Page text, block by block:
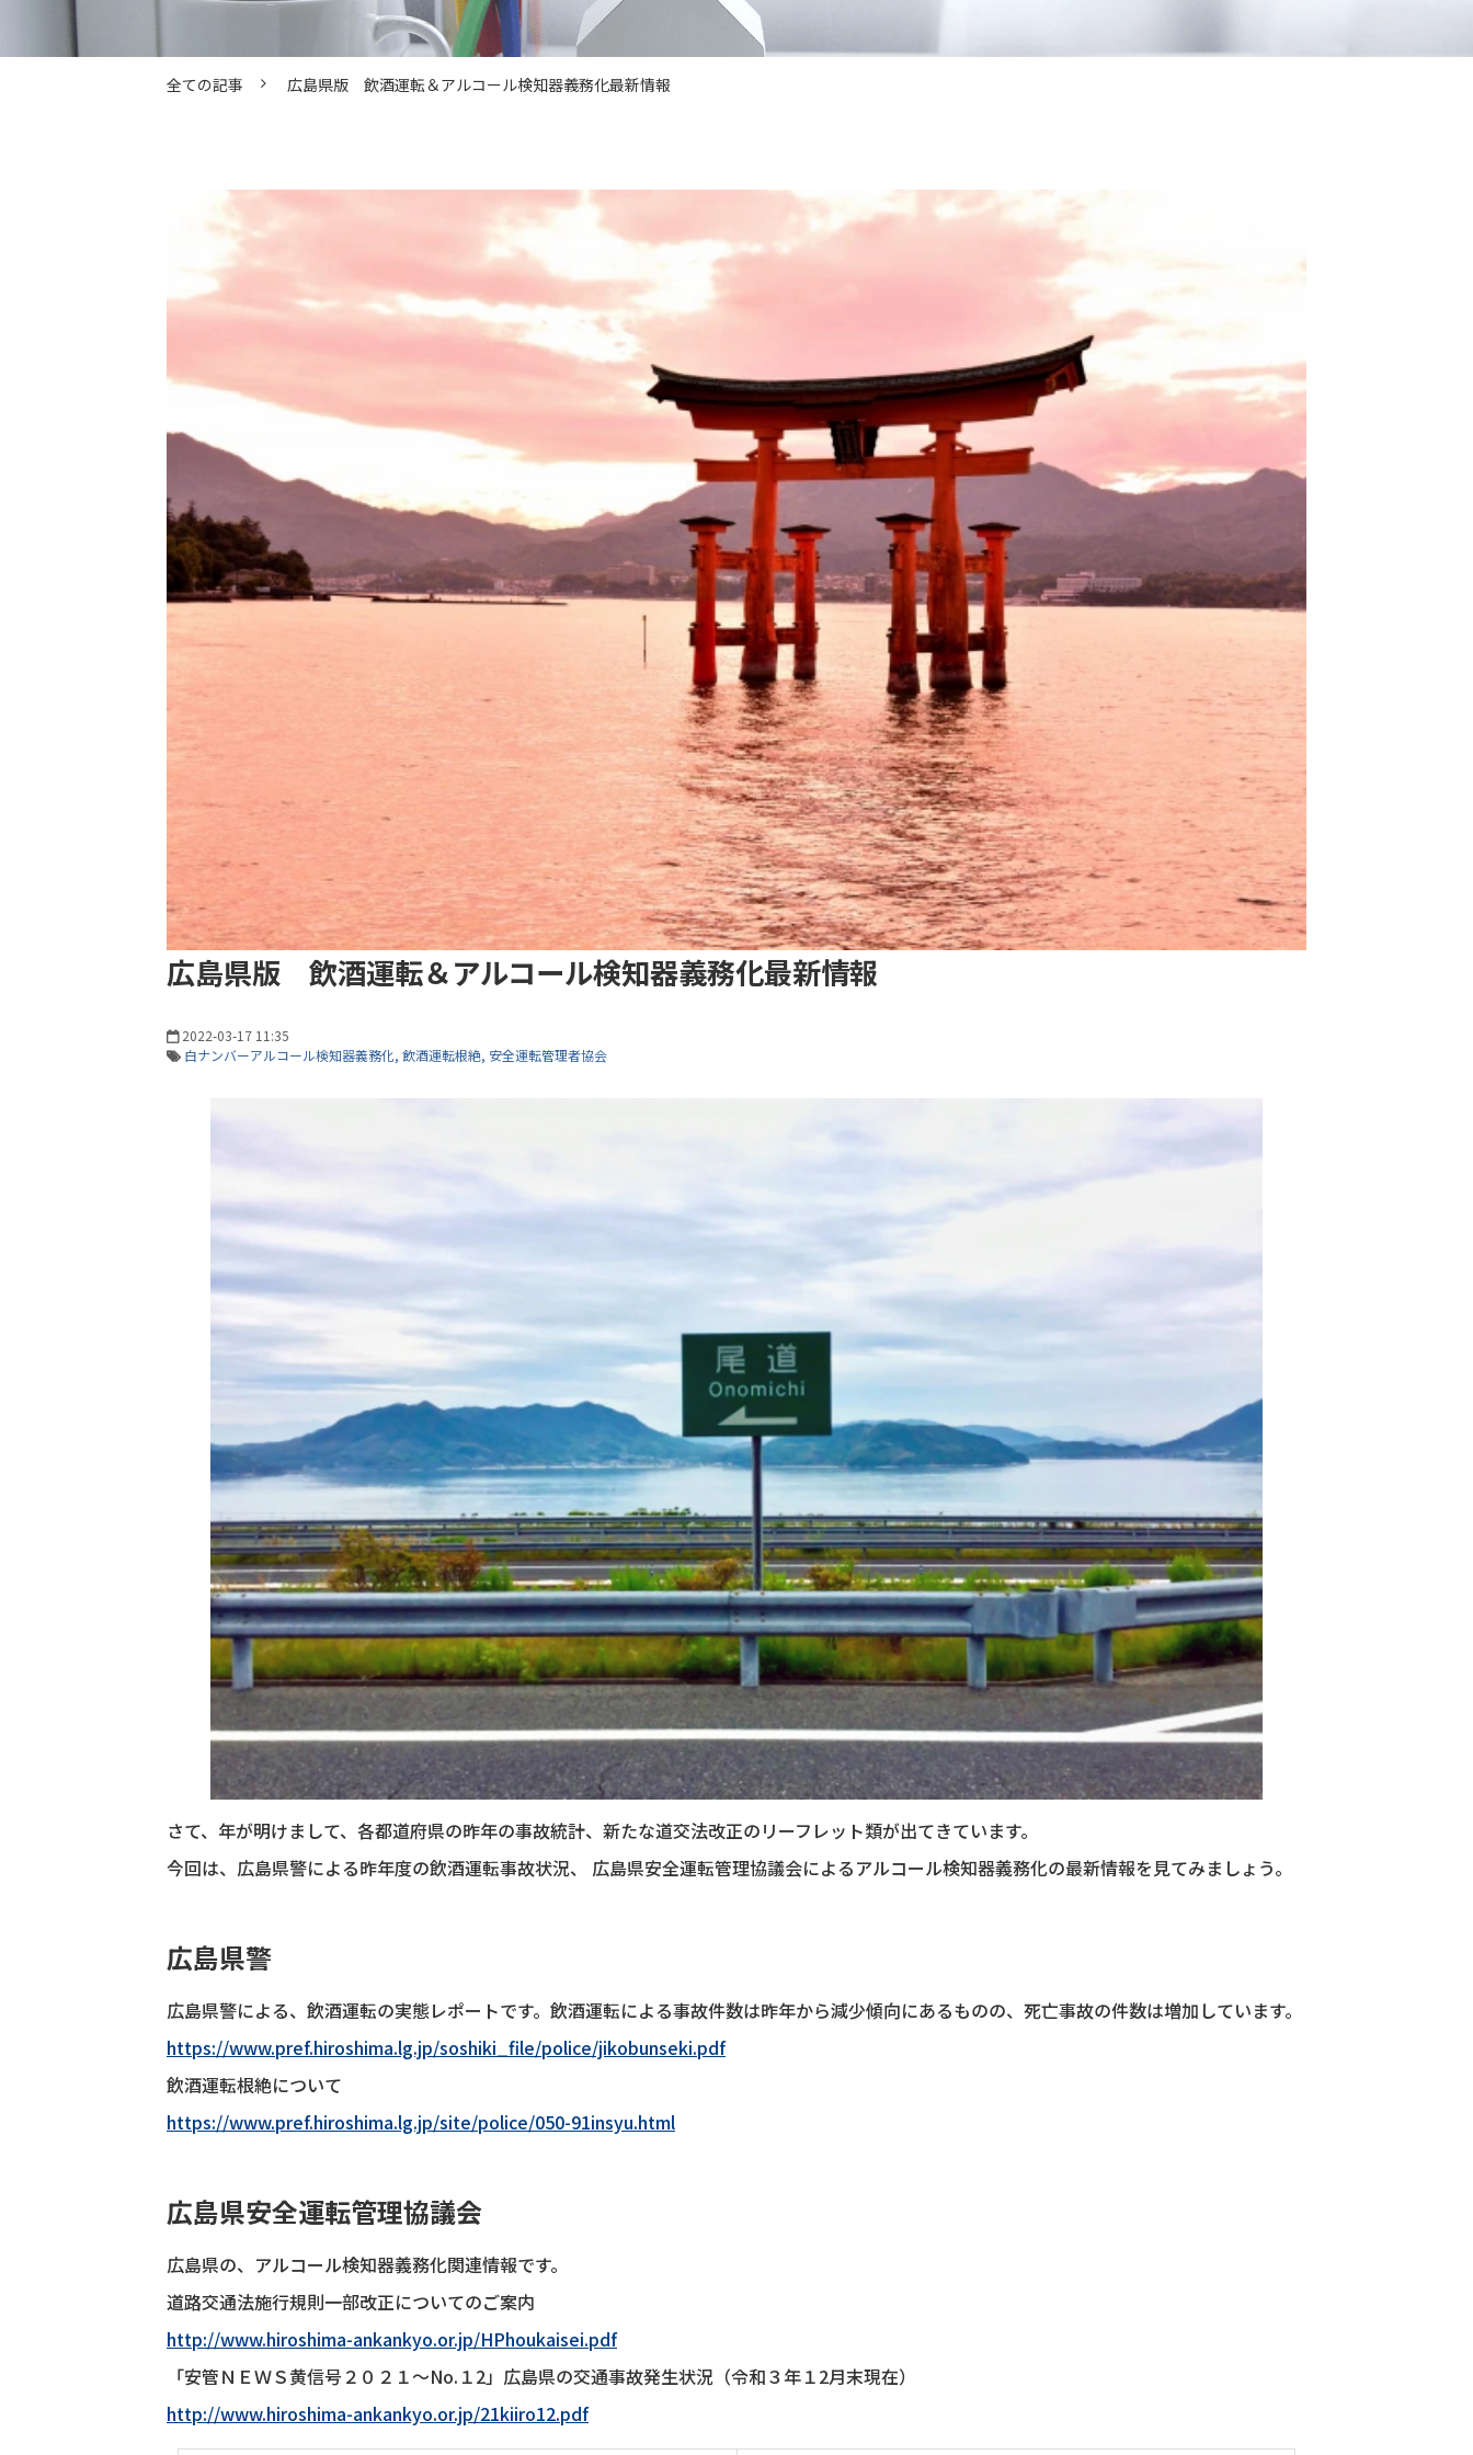
全ての記事 広島県版 飲酒運転＆アルコール検知器義務化最新情報
広島県版 飲酒運転＆アルコール検知器義務化最新情報
2022-03-17 11:35
白ナンバーアルコール検知器義務化 飲酒運転根絶 安全運転管理者協会
さて、年が明けまして、各都道府県の昨年の事故統計、新たな道交法改正のリーフレット類が出てきています。
今回は、広島県警による昨年度の飲酒運転事故状況、 広島県安全運転管理協議会によるアルコール検知器義務化の最新情報を見てみましょう。
広島県警
広島県警による、飲酒運転の実態レポートです。飲酒運転による事故件数は昨年から減少傾向にあるものの、死亡事故の件数は増加しています。
https://www.pref.hiroshima.lg.jp/soshiki_file/police/jikobunseki.pdf
飲酒運転根絶について
https://www.pref.hiroshima.lg.jp/site/police/050-91insyu.html
広島県安全運転管理協議会
広島県の、アルコール検知器義務化関連情報です。
道路交通法施行規則一部改正についてのご案内
http://www.hiroshima-ankankyo.or.jp/HPhoukaisei.pdf
「安管ＮＥＷＳ黄信号２０２１～No.１2」広島県の交通事故発生状況（令和３年１2月末現在）
http://www.hiroshima-ankankyo.or.jp/21kiiro12.pdf